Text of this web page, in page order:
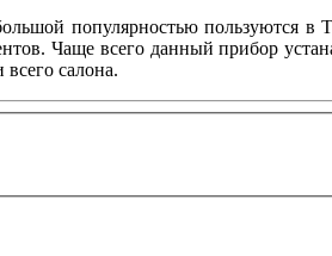
популярностью пользуются в
Чаще всего данный прибор
салона.